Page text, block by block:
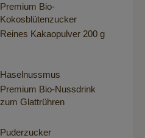
Premium Bio-
Kokosblütenzucker
Reines Kakaopulver 200 g
Haselnussmus
Premium Bio-Nussdrink
zum Glattrühren
Puderzucker